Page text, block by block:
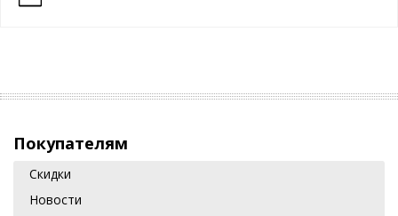
Покупателям
Скидки
Новости